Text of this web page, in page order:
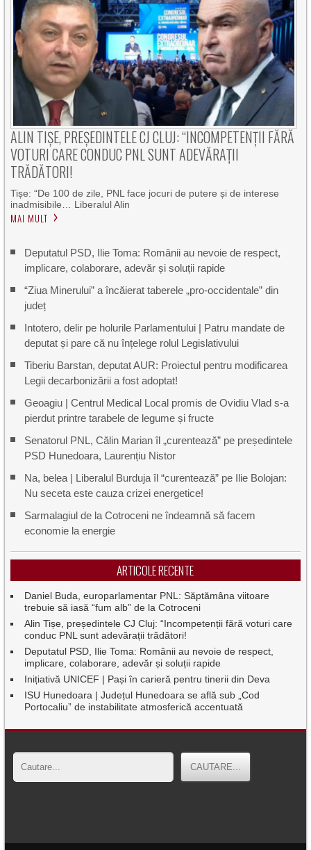
ALIN TIȘE, PREȘEDINTELE CJ CLUJ: “INCOMPETENȚII FĂRĂ
VOTURI CARE CONDUC PNL SUNT ADEVĂRAȚII
TRĂDĂTORI!
Tișe: “De 100 de zile, PNL face jocuri de putere și de interese
inadmisibile… Liberalul Alin
MAI MULT
Deputatul PSD, Ilie Toma: Românii au nevoie de respect,
implicare, colaborare, adevăr și soluții rapide
“Ziua Minerului” a încăierat taberele „pro-occidentale” din
județ
Intotero, delir pe holurile Parlamentului | Patru mandate de
deputat și pare că nu înțelege rolul Legislativului
Tiberiu Barstan, deputat AUR: Proiectul pentru modificarea
Legii decarbonizării a fost adoptat!
Geoagiu | Centrul Medical Local promis de Ovidiu Vlad s-a
pierdut printre tarabele de legume și fructe
Senatorul PNL, Călin Marian îl „curentează” pe președintele
PSD Hunedoara, Laurențiu Nistor
Na, belea | Liberalul Burduja îl “curentează” pe Ilie Bolojan:
Nu seceta este cauza crizei energetice!
Sarmalagiul de la Cotroceni ne îndeamnă să facem
economie la energie
ARTICOLE RECENTE
Daniel Buda, europarlamentar PNL: Săptămâna viitoare
trebuie să iasă “fum alb” de la Cotroceni
Alin Tișe, președintele CJ Cluj: “Incompetenții fără voturi care
conduc PNL sunt adevărații trădători!
Deputatul PSD, Ilie Toma: Românii au nevoie de respect,
implicare, colaborare, adevăr și soluții rapide
Inițiativă UNICEF | Pași în carieră pentru tinerii din Deva
ISU Hunedoara | Județul Hunedoara se află sub „Cod
Portocaliu” de instabilitate atmosferică accentuată